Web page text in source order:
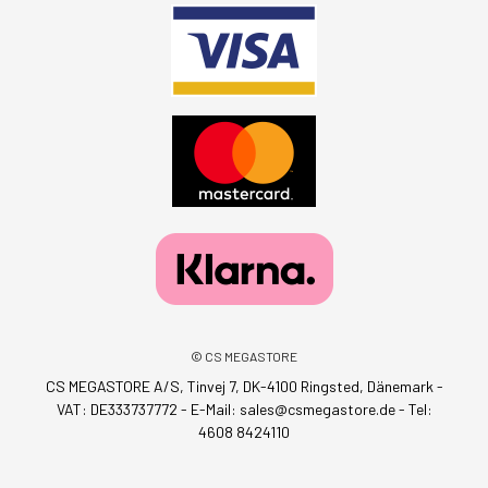
© CS MEGASTORE
CS MEGASTORE A/S, Tinvej 7, DK-4100 Ringsted, Dänemark -
VAT: DE333737772 - E-Mail: sales@csmegastore.de- Tel:
4608 8424110